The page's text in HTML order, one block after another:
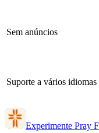
Sem anúncios
Suporte a vários idiomas
Experimente Pray